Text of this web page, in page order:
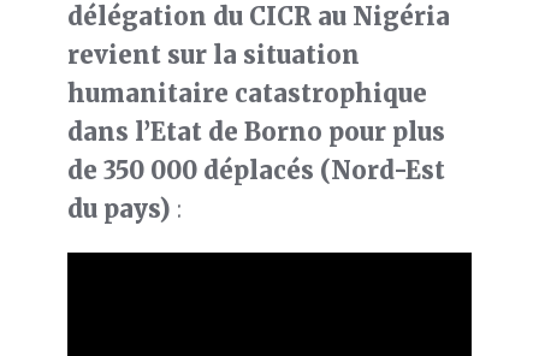
délégation du CICR au Nigéria
revient sur la situation
humanitaire catastrophique
dans l’Etat de Borno pour plus
de 350 000 déplacés (Nord-Est
du pays) :